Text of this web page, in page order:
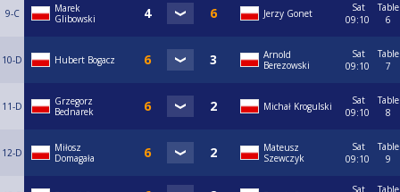
9-C
Marek
Glibowski
Jerzy Gonet
Sat
09:10
Table
6
10-D Hubert Bogacz
Arnold
Berezowski
Sat
09:10
Table
7
11-D
Grzegorz
Bednarek
Michał Krogulski
Sat
09:10
Table
8
12-D
Miłosz
Domagała
Mateusz
Szewczyk
Sat
09:10
Table
9
Sat
Table